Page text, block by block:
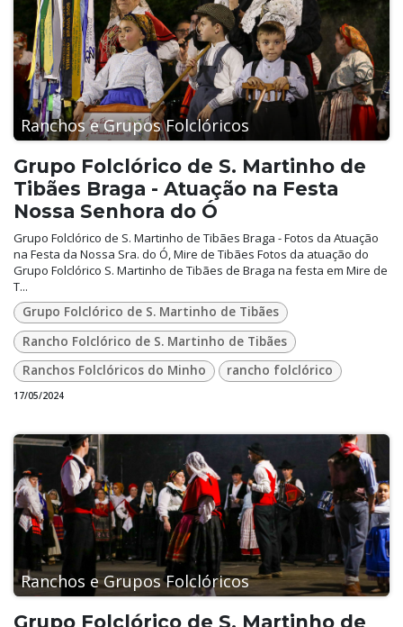
Ranchos e Grupos Folclóricos
Grupo Folclórico de S. Martinho de
Tibães Braga - Atuação na Festa
Nossa Senhora do Ó
Grupo Folclórico de S. Martinho de Tibães Braga - Fotos da Atuação
na Festa da Nossa Sra. do Ó, Mire de Tibães Fotos da atuação do
Grupo Folclórico S. Martinho de Tibães de Braga na festa em Mire de
T...
Grupo Folclórico de S. Martinho de Tibães
Rancho Folclórico de S. Martinho de Tibães
Ranchos Folclóricos do Minho
rancho folclórico
17/05/2024
Ranchos e Grupos Folclóricos
Grupo Folclórico de S. Martinho de